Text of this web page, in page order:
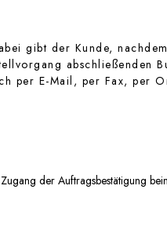
gibt der Kunde,
abschließenden
per E-Mail, per Fax, per
der Auftragsbestätigung